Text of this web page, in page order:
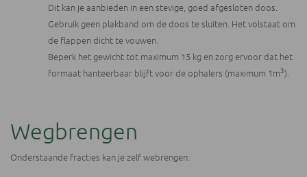
Dit kan je aanbieden in een stevige, goed afgesloten doos.
Gebruik geen plakband om de doos te sluiten. Het volstaat om
de flappen dicht te vouwen.
Beperk het gewicht tot maximum 15 kg en zorg ervoor dat het
formaat hanteerbaar blijft voor de ophalers (maximum 1m3).
Wegbrengen
Onderstaande fracties kan je zelf webrengen: